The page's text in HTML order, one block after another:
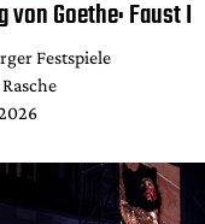
Goethe: Faust I
Festspiele